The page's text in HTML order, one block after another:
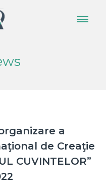
a
de Creaţie
CUVINTELOR”